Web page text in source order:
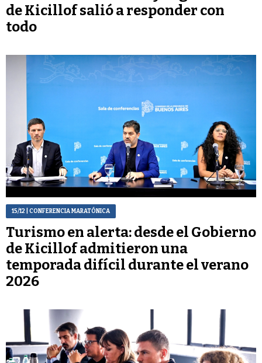
de Kicillof salió a responder con
todo
15/12 | CONFERENCIA MARATÓNICA
Turismo en alerta: desde el Gobierno
de Kicillof admitieron una
temporada difícil durante el verano
2026